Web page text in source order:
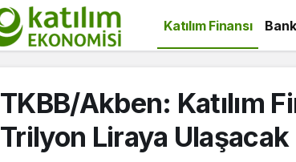
Katılım Finansı
TKBB/Akben: Katılım
Trilyon Liraya Ulaşacak